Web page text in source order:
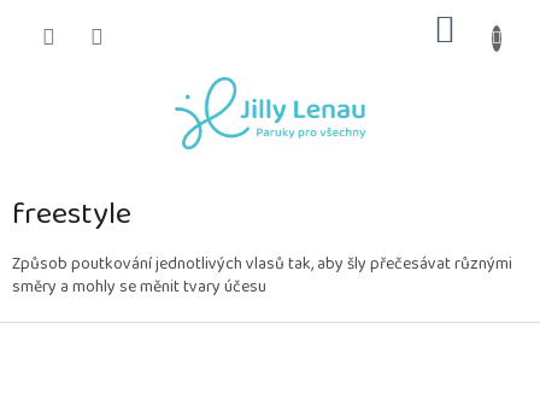
KOŠÍK
freestyle
Způsob poutkování jednotlivých vlasů tak, aby šly přečesávat různými
směry a mohly se měnit tvary účesu
Z